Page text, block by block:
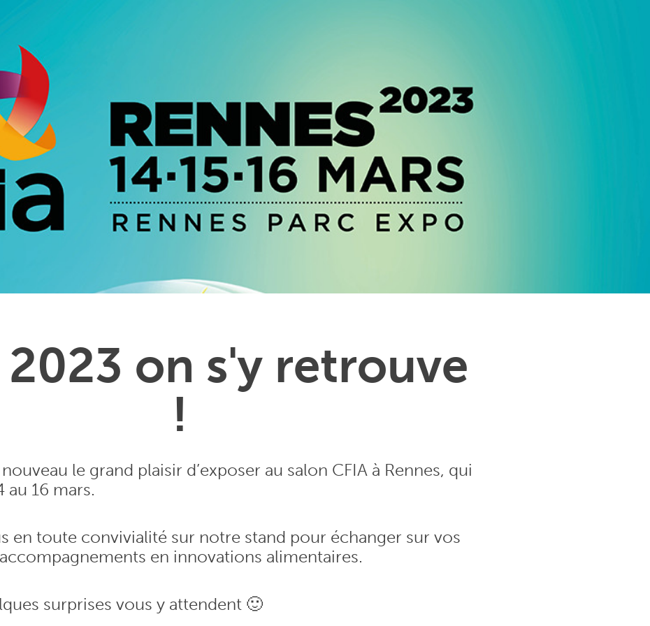
2023 on s'y retrouve
!
le grand plaisir d’exposer au salon CFIA à Rennes, qui
au 16 mars.
en toute convivialité sur notre stand pour échanger sur vos
en innovations alimentaires.
surprises vous y attendent 🙂